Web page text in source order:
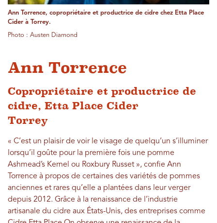
Ann Torrence, copropriétaire et productrice de cidre chez Etta Place
Cider à Torrey.
Photo : Austen Diamond
Ann Torrence
Copropriétaire et productrice de
cidre, Etta Place Cider
Torrey
« C’est un plaisir de voir le visage de quelqu’un s’illuminer
lorsqu’il goûte pour la première fois une pomme
Ashmead’s Kernel ou Roxbury Russet », confie Ann
Torrence à propos de certaines des variétés de pommes
anciennes et rares qu’elle a plantées dans leur verger
depuis 2012. Grâce à la renaissance de l’industrie
artisanale du cidre aux États-Unis, des entreprises comme